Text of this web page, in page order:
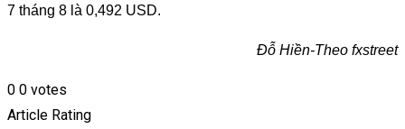
7 tháng 8 là 0,492 USD.
Đỗ Hiền-Theo fxstreet
0 0 votes
Article Rating